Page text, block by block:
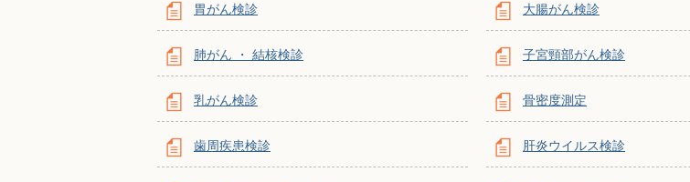
胃がん検診 大腸がん検診
肺がん ・ 結核検診 子宮頸部がん検診
乳がん検診 骨密度測定
歯周疾患検診 肝炎ウイルス検診